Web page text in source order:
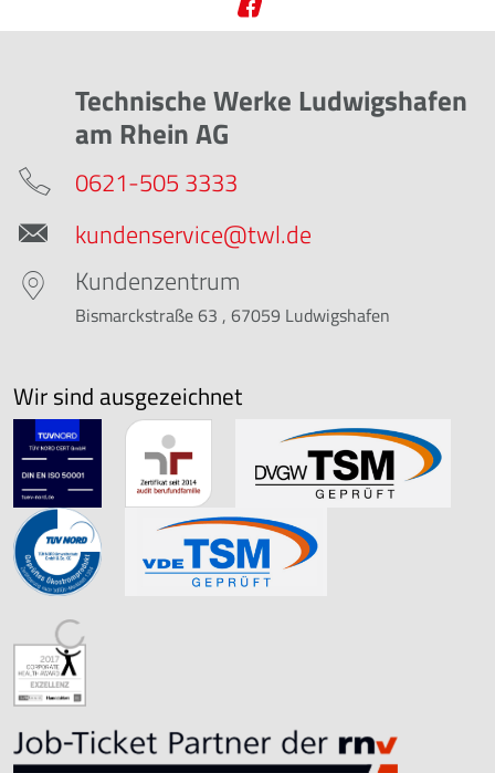
Technische Werke Ludwigshafen
am Rhein AG
0621-505 3333
kundenservice@twl.de
Kundenzentrum
Bismarckstraße 63 , 67059 Ludwigshafen
Wir sind ausgezeichnet